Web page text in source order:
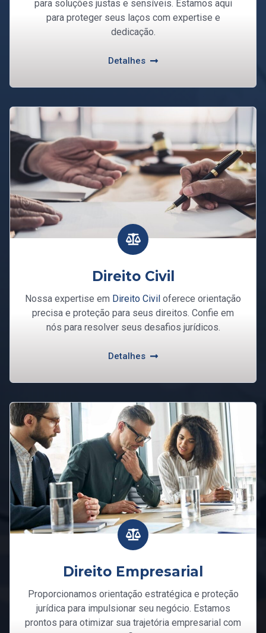
para soluções justas e sensíveis. Estamos aqui
para proteger seus laços com expertise e
dedicação.
Detalhes
Direito Civil
Nossa expertise em Direito Civil oferece orientação
precisa e proteção para seus direitos. Confie em
nós para resolver seus desafios jurídicos.
Detalhes
Direito Empresarial
Proporcionamos orientação estratégica e proteção
jurídica para impulsionar seu negócio. Estamos
prontos para otimizar sua trajetória empresarial com